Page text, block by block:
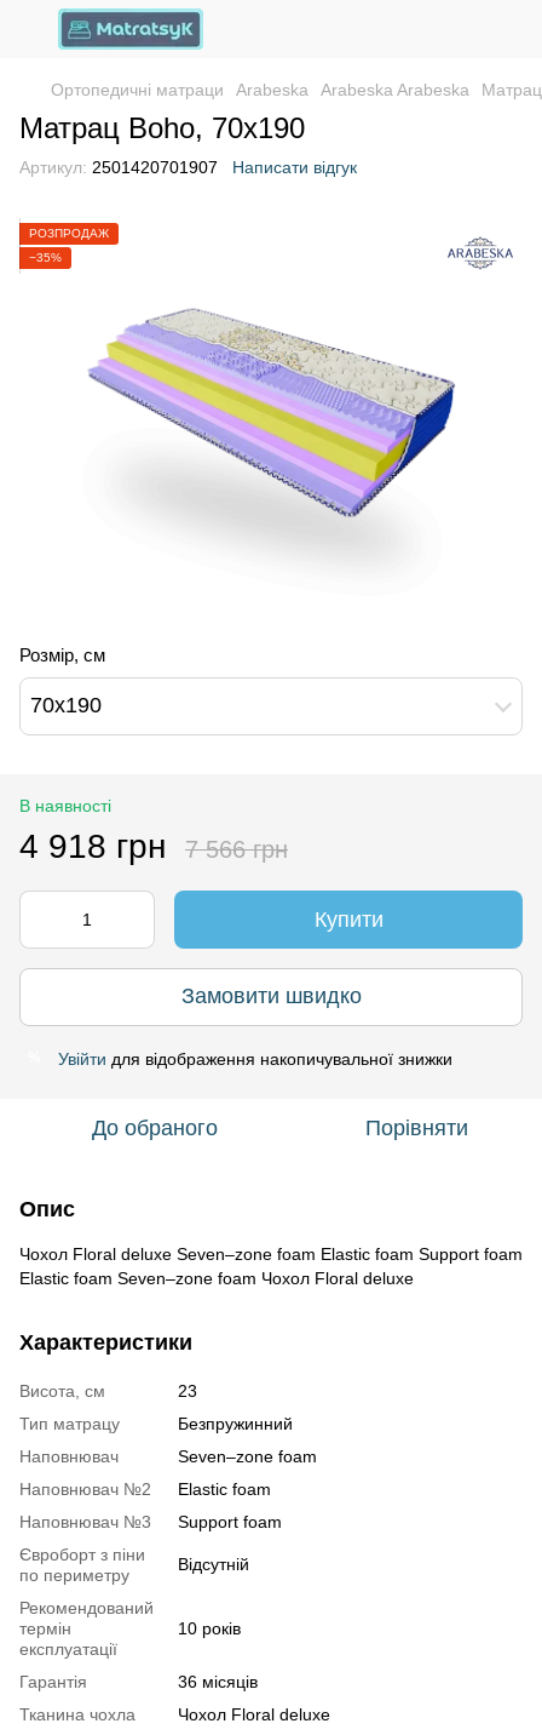
Ортопедичні матраци Arabeska Arabeska Arabeska
Матрац Boho, 70х190
Артикул: 2501420701907 Написати відгук
РОЗПРОДАЖ
−35%
Розмір, см
70х190
В наявності
4 918 грн 7 566 грн
Купити
Замовити швидко
Увійти для відображення накопичувальної знижки
До обраного Порівняти
Опис
Чохол Floral deluxe Seven–zone foam Elastic foam Support foam
Elastic foam Seven–zone foam Чохол Floral deluxe
Характеристики
Висота, см
23
Тип матрацу
Безпружинний
Наповнювач
Seven–zone foam
Наповнювач №2
Elastic foam
Наповнювач №3
Support foam
Євроборт з піни
по периметру
Відсутній
Рекомендований
термін
експлуатації
10 років
Гарантія
36 місяців
Тканина чохла
Чохол Floral deluxe